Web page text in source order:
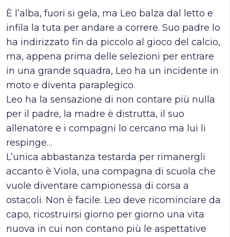
È l’alba, fuori si gela, ma Leo balza dal letto e
infila la tuta per andare a correre. Suo padre lo
ha indirizzato fin da piccolo al gioco del calcio,
ma, appena prima delle selezioni per entrare
in una grande squadra, Leo ha un incidente in
moto e diventa paraplegico.
Leo ha la sensazione di non contare più nulla
per il padre, la madre è distrutta, il suo
allenatore e i compagni lo cercano ma lui li
respinge…
L’unica abbastanza testarda per rimanergli
accanto è Viola, una compagna di scuola che
vuole diventare campionessa di corsa a
ostacoli. Non è facile. Leo deve ricominciare da
capo, ricostruirsi giorno per giorno una vita
nuova in cui non contano più le aspettative